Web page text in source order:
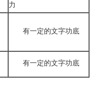
力
有一定的文字功底
有一定的文字功底